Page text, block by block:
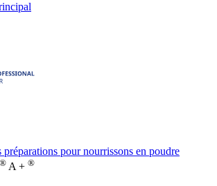
pour nourrissons en poudre
® A + ®